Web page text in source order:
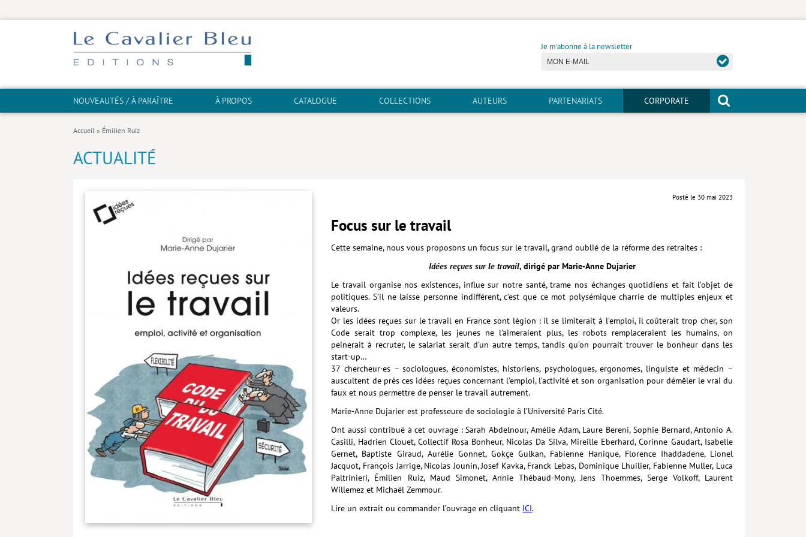
Je m'abonne à la newsletter
NOUVEAUTÉS / À PARAÎTRE À PROPOS CATALOGUE COLLECTIONS AUTEURS PARTENARIATS CORPORATE
Accueil » Émilien Ruiz
ACTUALITÉ
Posté le 30 mai 2023
Focus sur le travail
Cette semaine, nous vous proposons un focus sur le travail, grand oublié de la réforme des retraites :
Idées reçues sur le travail, dirigé par Marie-Anne Dujarier
Le travail organise nos existences, influe sur notre santé, trame nos échanges quotidiens et fait l’objet de
politiques. S’il ne laisse personne indifférent, c’est que ce mot polysémique charrie de multiples enjeux et
valeurs.
Or les idées reçues sur le travail en France sont légion : il se limiterait à l’emploi, il coûterait trop cher, son
Code serait trop complexe, les jeunes ne l’aimeraient plus, les robots remplaceraient les humains, on
peinerait à recruter, le salariat serait d’un autre temps, tandis qu’on pourrait trouver le bonheur dans les
start-up…
37 chercheur·es – sociologues, économistes, historiens, psycho­logues, ergonomes, linguiste et médecin –
auscultent de près ces idées reçues concernant l’emploi, l’activité et son organisation pour démêler le vrai du
faux et nous permettre de penser le travail autrement.
Marie-Anne Dujarier est professeure de sociologie à l’Université Paris Cité.
Ont aussi contribué à cet ouvrage : Sarah Abdelnour, Amélie Adam, Laure Bereni, Sophie Bernard, Antonio A.
Casilli, Hadrien Clouet, Collectif Rosa Bonheur, Nicolas Da Silva, Mireille Eberhard, Corinne Gaudart, Isabelle
Gernet, Baptiste Giraud, Aurélie Gonnet, Gokçe Gulkan, Fabienne Hanique, Florence Ihaddadene, Lionel
Jacquot, François Jarrige, Nicolas Jounin, Josef Kavka, Franck Lebas, Dominique Lhuilier, Fabienne Muller, Luca
Paltrinieri, Émilien Ruiz, Maud Simonet, Annie Thébaud-Mony, Jens Thoemmes, Serge Volkoff, Laurent
Willemez et Michaël Zemmour.
Lire un extrait ou commander l’ouvrage en cliquant ICI.